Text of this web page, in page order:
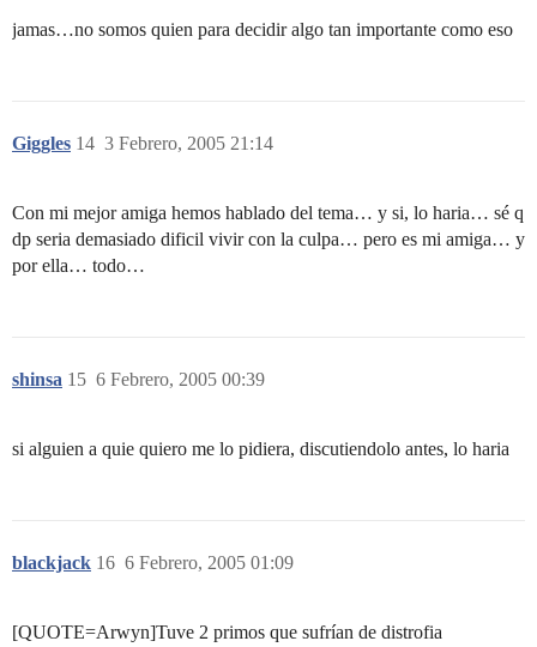
jamas…no somos quien para decidir algo tan importante como eso
Giggles 3 Febrero, 2005 21:14
14
Con mi mejor amiga hemos hablado del tema… y si, lo haria… sé q
dp seria demasiado dificil vivir con la culpa… pero es mi amiga… y
por ella… todo…
shinsa 6 Febrero, 2005 00:39
15
si alguien a quie quiero me lo pidiera, discutiendolo antes, lo haria
blackjack 6 Febrero, 2005 01:09
16
[QUOTE=Arwyn]Tuve 2 primos que sufrían de distrofia